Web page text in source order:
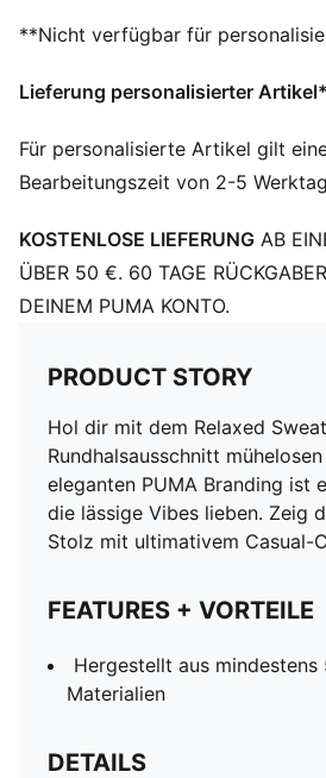
**Nicht verfügbar für
Lieferung personalisierter Artikel*
Für personalisierte Artikel gilt
Bearbeitungszeit von 2-5
KOSTENLOSE LIEFERUNG AB
ÜBER 50 €. 60 TAGE
DEINEM PUMA KONTO.
PRODUCT STORY
Hol dir mit dem Relaxed
Rundhalsausschnitt
eleganten PUMA Branding ist
die lässige Vibes lieben. Zeig
Stolz mit ultimativem Casual-
FEATURES + VORTEILE
Hergestellt aus
Materialien
DETAILS